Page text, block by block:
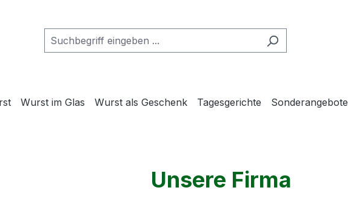
Wurst im Glas Wurst als Geschenk Tagesgerichte Sonderangebote
Unsere Firma